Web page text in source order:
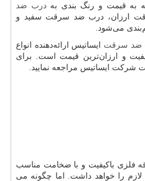
به قیمت و رنگ بندی بهدرب ضد
ارزان، درب ضد سرقت سفید و
می‌شود.
ضد سرقت ایساتیس ارائه‌دهنده انواع
و ارزان‌ترین قیمت است. برای
شرکت ایساتیس مراجعه نمایید.
فلزی باکیفیت و با ضخامت مناسب
لازم را خواهد داشت. اما چگونه می